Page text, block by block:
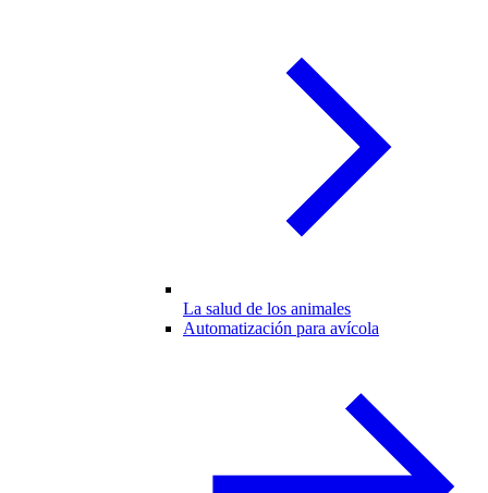
La salud de los animales
Automatización para avícola